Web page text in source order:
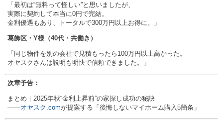
「最初は“無料って怪しい”と思いましたが、
実際に契約して本当に0円で完結。
金利優遇もあり、トータルで300万円以上お得に。」
葛飾区・Y様（40代・共働き）
「同じ物件を別の会社で見積もったら100万円以上高かった。
オヤスクさんは説明も明快で信頼できました。」
次章予告：
まとめ｜2025年秋“金利上昇前”の家探し成功の秘訣
——オヤスク.comが提案する「後悔しないマイホーム購入5箇条」